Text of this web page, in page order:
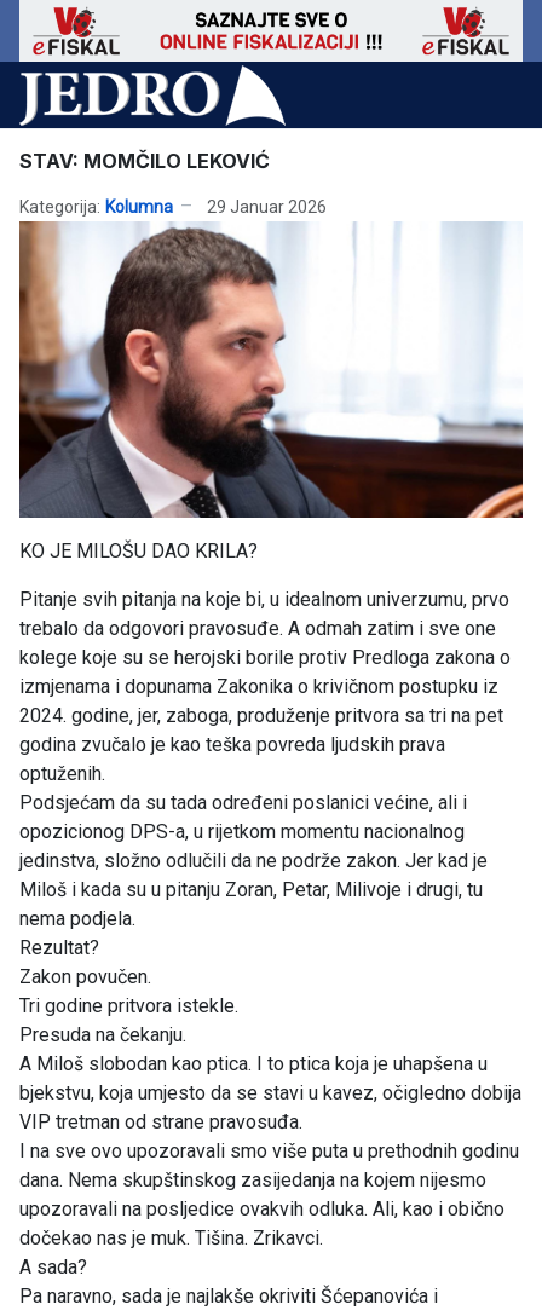
STAV: MOMČILO LEKOVIĆ
Kategorija: Kolumna 29 Januar 2026
KO JE MILOŠU DAO KRILA?
Pitanje svih pitanja na koje bi, u idealnom univerzumu, prvo
trebalo da odgovori pravosuđe. A odmah zatim i sve one
kolege koje su se herojski borile protiv Predloga zakona o
izmjenama i dopunama Zakonika o krivičnom postupku iz
2024. godine, jer, zaboga, produženje pritvora sa tri na pet
godina zvučalo je kao teška povreda ljudskih prava
optuženih.
Podsjećam da su tada određeni poslanici većine, ali i
opozicionog DPS-a, u rijetkom momentu nacionalnog
jedinstva, složno odlučili da ne podrže zakon. Jer kad je
Miloš i kada su u pitanju Zoran, Petar, Milivoje i drugi, tu
nema podjela.
Rezultat?
Zakon povučen.
Tri godine pritvora istekle.
Presuda na čekanju.
A Miloš slobodan kao ptica. I to ptica koja je uhapšena u
bjekstvu, koja umjesto da se stavi u kavez, očigledno dobija
VIP tretman od strane pravosuđa.
I na sve ovo upozoravali smo više puta u prethodnih godinu
dana. Nema skupštinskog zasijedanja na kojem nijesmo
upozoravali na posljedice ovakvih odluka. Ali, kao i obično
dočekao nas je muk. Tišina. Zrikavci.
A sada?
Pa naravno, sada je najlakše okriviti Šćepanovića i